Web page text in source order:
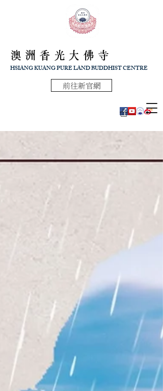
澳洲香光大佛寺
HSIANG KUANG PURE LAND BUDDHIST CENTRE
前往新官網